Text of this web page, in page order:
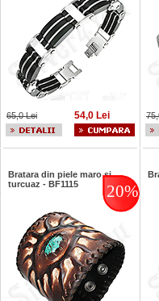
65,0 Lei 54,0 Lei
Bratara din piele maro si
turcuaz - BF1115
20%